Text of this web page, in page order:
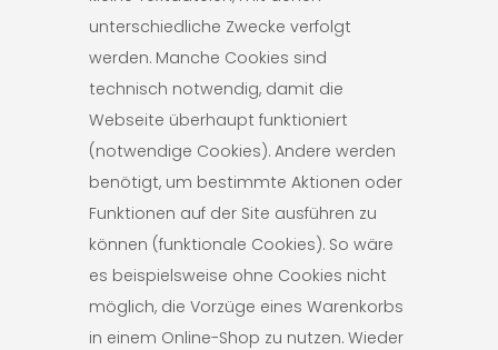
unterschiedliche Zwecke verfolgt
werden. Manche Cookies sind
technisch notwendig, damit die
Webseite überhaupt funktioniert
(notwendige Cookies). Andere werden
benötigt, um bestimmte Aktionen oder
Funktionen auf der Site ausführen zu
können (funktionale Cookies). So wäre
es beispielsweise ohne Cookies nicht
möglich, die Vorzüge eines Warenkorbs
in einem Online-Shop zu nutzen. Wieder